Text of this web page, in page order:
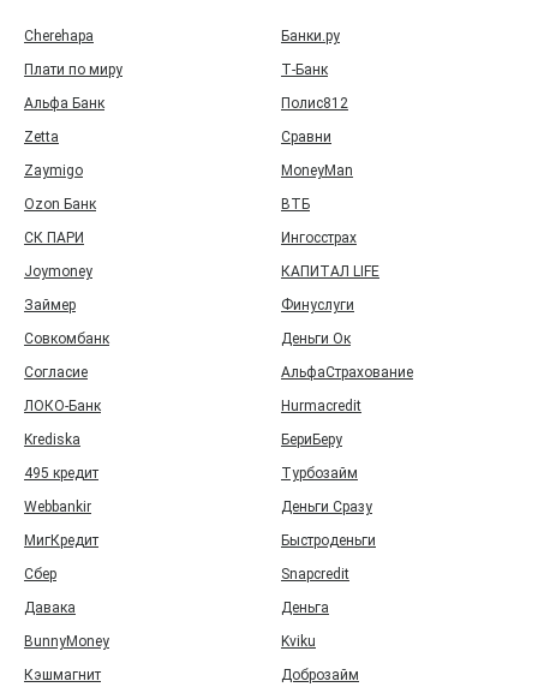
Cherehapa
Банки.ру
Плати по миру
Т‑Банк
Альфа Банк
Полис812
Zetta
Сравни
Zaymigo
MoneyMan
Ozon Банк
ВТБ
СК ПАРИ
Ингосстрах
Joymoney
КАПИТАЛ LIFE
Займер
Финуслуги
Совкомбанк
Деньги Ок
Согласие
АльфаСтрахование
ЛОКО-Банк
Hurmacredit
Krediska
БериБеру
495 кредит
Турбозайм
Webbankir
Деньги Сразу
МигКредит
Быстроденьги
Сбер
Snapcredit
Давака
Деньга
BunnyMoney
Kviku
Кэшмагнит
Доброзайм